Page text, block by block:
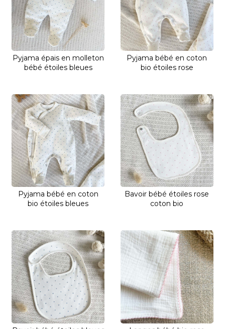
Pyjama épais en molleton
bébé étoiles bleues
Pyjama bébé en coton
bio étoiles rose
Pyjama bébé en coton
bio étoiles bleues
Bavoir bébé étoiles rose
coton bio